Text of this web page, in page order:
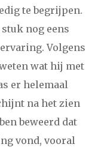
juli
november
mei juni juli
te begrijpen.
nog eens
Volgens
wat hij met
er helemaal
na het zien
beweerd dat
vond, vooral